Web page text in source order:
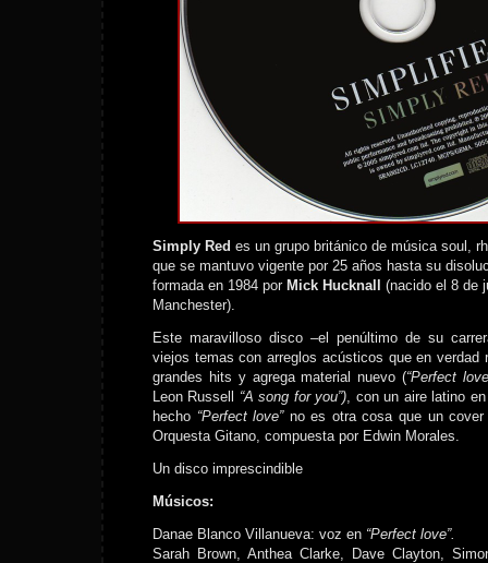
Simply Red es un grupo británico de música soul,
que se mantuvo vigente por 25 años hasta su
formada en 1984 por Mick Hucknall (nacido el 8 de
Manchester).
Este maravilloso disco –el penúltimo de su
viejos temas con arreglos acústicos que en verdad
grandes hits y agrega material nuevo (“Perfect
Leon Russell “A song for you”), con un aire latino
hecho “Perfect love” no es otra cosa que un
Orquesta Gitano, compuesta por Edwin Morales.
Un disco imprescindible
Músicos:
Danae Blanco Villanueva: voz en “Perfect love”.
Sarah Brown, Anthea Clarke, Dave Clayton,